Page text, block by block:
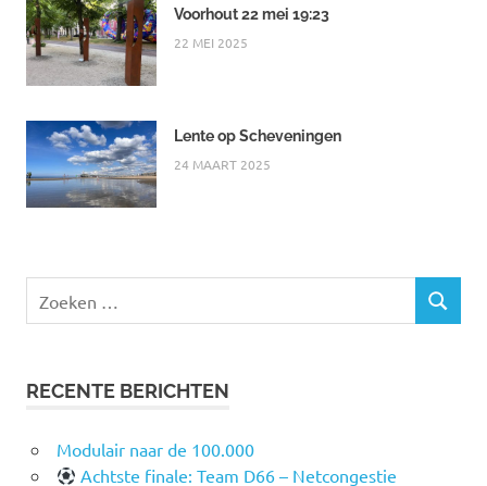
Voorhout 22 mei 19:23
22 MEI 2025
Lente op Scheveningen
24 MAART 2025
naar:
ZOEKEN
RECENTE BERICHTEN
Modulair naar de 100.000
Achtste finale: Team D66 – Netcongestie